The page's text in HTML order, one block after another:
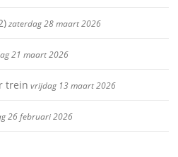
zaterdag 28 maart 2026
21 maart 2026
trein vrijdag 13 maart 2026
26 februari 2026